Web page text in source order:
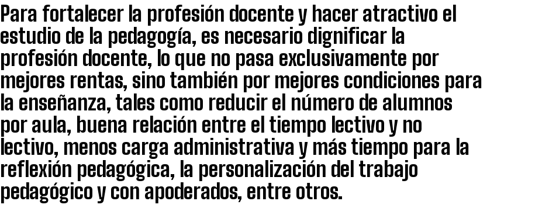
Para fortalecer la profesión docente y hacer atractivo el
estudio de la pedagogía, es necesario dignificar la
profesión docente, lo que no pasa exclusivamente por
mejores rentas, sino también por mejores condiciones para
la enseñanza, tales como reducir el número de alumnos
por aula, buena relación entre el tiempo lectivo y no
lectivo, menos carga administrativa y más tiempo para la
reflexión pedagógica, la personalización del trabajo
pedagógico y con apoderados, entre otros.